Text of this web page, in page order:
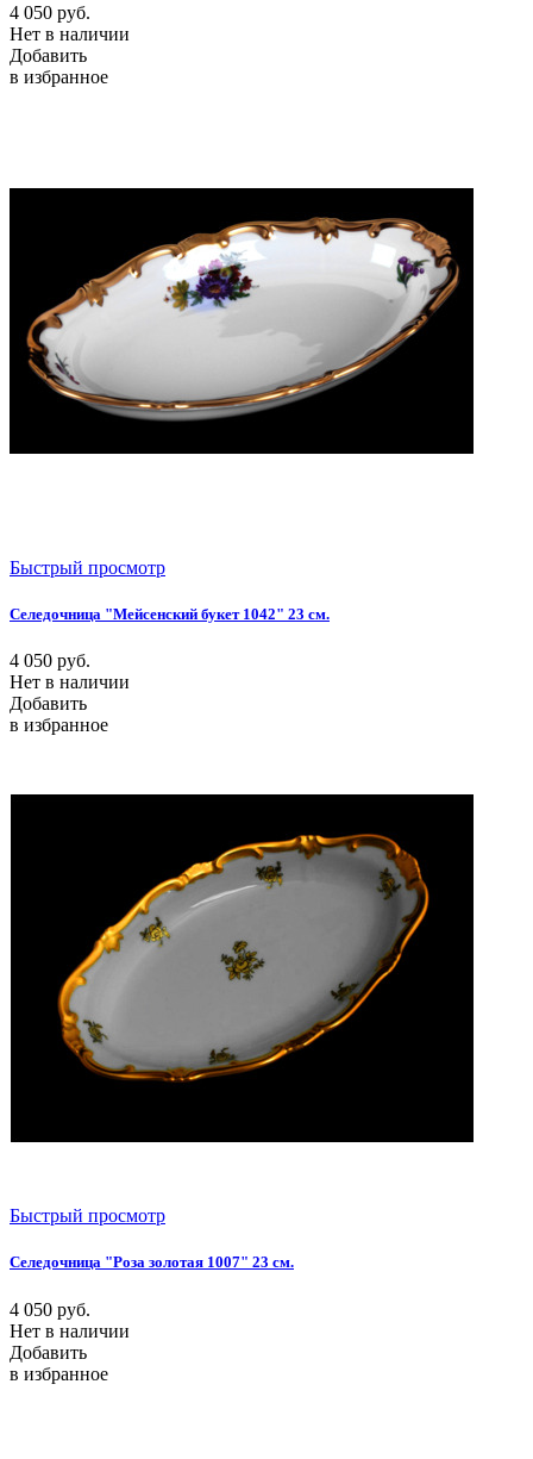
4 050 руб.
Нет в наличии
Добавить
в избранное
Быстрый просмотр
Селедочница "Мейсенский букет 1042" 23 см.
4 050 руб.
Нет в наличии
Добавить
в избранное
Быстрый просмотр
Селедочница "Роза золотая 1007" 23 см.
4 050 руб.
Нет в наличии
Добавить
в избранное